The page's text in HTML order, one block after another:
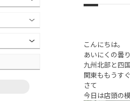
こんにちは。
あいにくの曇
九州北部と四
関東ももうす
さて
今日は店頭の